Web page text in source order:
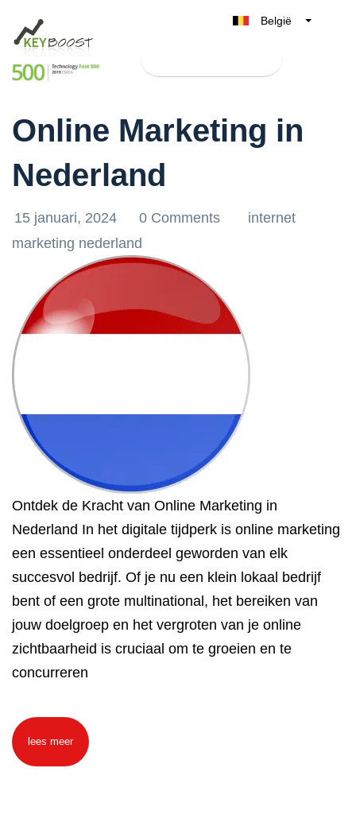
België
Nederland
Deutschland
UK
Ontdek de Kracht van
Online Marketing in
Nederland
15 januari, 2024 0 Comments
internet
marketing nederland
Ontdek de Kracht van Online Marketing in
Nederland In het digitale tijdperk is online marketing
een essentieel onderdeel geworden van elk
succesvol bedrijf. Of je nu een klein lokaal bedrijf
bent of een grote multinational, het bereiken van
jouw doelgroep en het vergroten van je online
zichtbaarheid is cruciaal om te groeien en te
concurreren
lees meer